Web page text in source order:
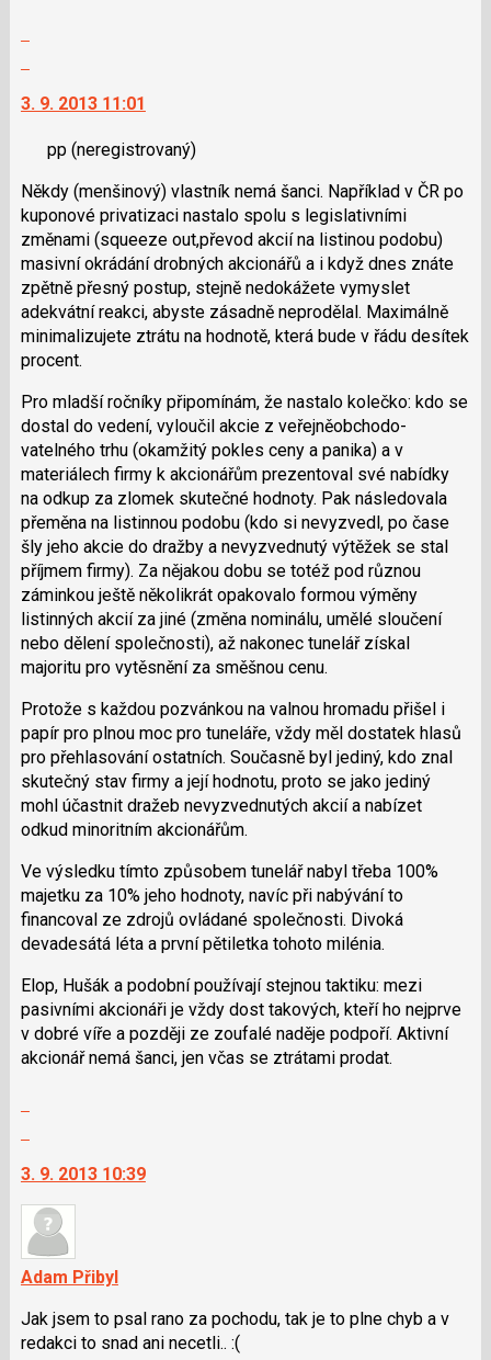
další
názor.
navigaci
lze
použít
i
klávesy
N
pro
následující
a
P
pro
předchozí
nový
názor
3. 9. 2013 11:01
pp (neregistrovaný)
Někdy (menšinový) vlastník nemá šanci. Například v ČR po
kuponové privatizaci nastalo spolu s legislativními
změnami (squeeze out,převod akcií na listinou podobu)
masivní okrádání drobných akcionářů a i když dnes znáte
zpětně přesný postup, stejně nedokážete vymyslet
adekvátní reakci, abyste zásadně neprodělal. Maximálně
minimalizujete ztrátu na hodnotě, která bude v řádu desítek
procent.
Pro mladší ročníky připomínám, že nastalo kolečko: kdo se
dostal do vedení, vyloučil akcie z veřejněobchodo­
vatelného trhu (okamžitý pokles ceny a panika) a v
materiálech firmy k akcionářům prezentoval své nabídky
na odkup za zlomek skutečné hodnoty. Pak následovala
přeměna na listinnou podobu (kdo si nevyzvedl, po čase
šly jeho akcie do dražby a nevyzvednutý výtěžek se stal
příjmem firmy). Za nějakou dobu se totéž pod různou
záminkou ještě několikrát opakovalo formou výměny
listinných akcií za jiné (změna nominálu, umělé sloučení
nebo dělení společnosti), až nakonec tunelář získal
majoritu pro vytěsnění za směšnou cenu.
Protože s každou pozvánkou na valnou hromadu přišel i
papír pro plnou moc pro tuneláře, vždy měl dostatek hlasů
pro přehlasování ostatních. Současně byl jediný, kdo znal
skutečný stav firmy a její hodnotu, proto se jako jediný
mohl účastnit dražeb nevyzvednutých akcií a nabízet
odkud minoritním akcionářům.
Ve výsledku tímto způsobem tunelář nabyl třeba 100%
majetku za 10% jeho hodnoty, navíc při nabývání to
financoval ze zdrojů ovládané společnosti. Divoká
devadesátá léta a první pětiletka tohoto milénia.
Elop, Hušák a podobní používají stejnou taktiku: mezi
pasivními akcionáři je vždy dost takových, kteří ho nejprve
v dobré víře a později ze zoufalé naděje podpoří. Aktivní
akcionář nemá šanci, jen včas se ztrátami prodat.
další
nový
názor.
navigaci
použít
i
3. 9. 2013 10:39
Adam Přibyl
Jak jsem to psal rano za pochodu, tak je to plne chyb a v
redakci to snad ani necetli.. :(